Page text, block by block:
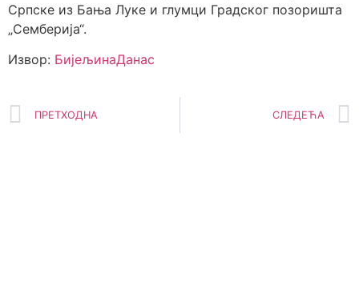
Српске из Бања Луке и глумци Градског позоришта
„Семберија“.
Извор: БијељинаДанас
ПРЕТХОДНА СЛЕДЕЋА